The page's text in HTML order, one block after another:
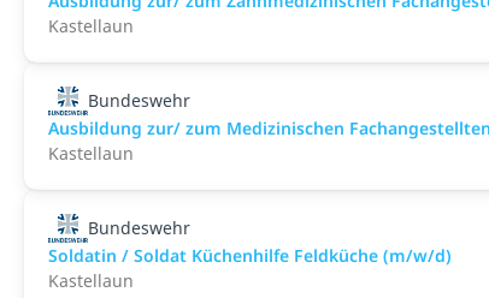
Kastellaun
Bundeswehr
Ausbildung zur/ zum Medizinischen
Kastellaun
Bundeswehr
Soldatin / Soldat Küchenhilfe Feldküche (m/w/d)
Kastellaun